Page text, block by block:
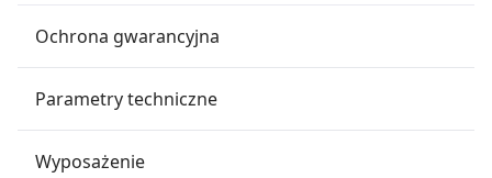
Ochrona gwarancyjna
Parametry techniczne
Wyposażenie